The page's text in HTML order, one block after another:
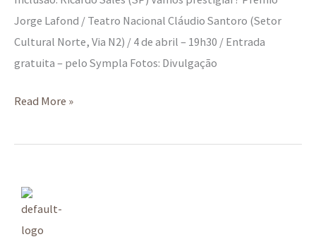
Jorge Lafond / Teatro Nacional Cláudio Santoro (Setor
Cultural Norte, Via N2) / 4 de abril – 19h30 / Entrada
gratuita – pelo Sympla Fotos: Divulgação
Read More »